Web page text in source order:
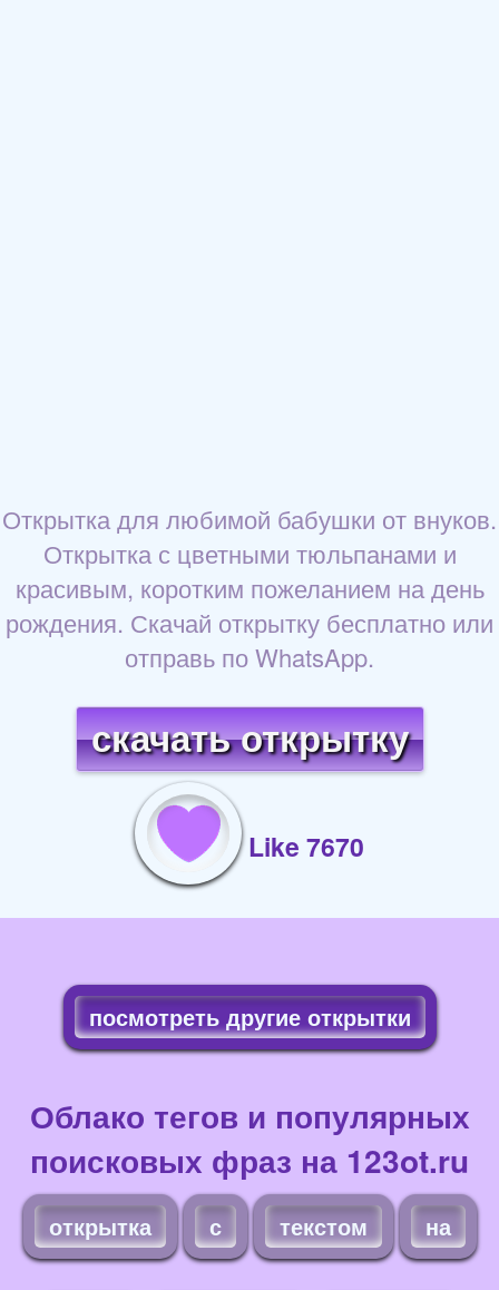
Открытка для любимой бабушки от внуков.
Открытка с цветными тюльпанами и
красивым, коротким пожеланием на день
рождения. Скачай открытку бесплатно или
отправь по WhatsApp.
скачать открытку
Like 7670
посмотреть другие открытки
Облако тегов и популярных
поисковых фраз на 123ot.ru
открытка с текстом на